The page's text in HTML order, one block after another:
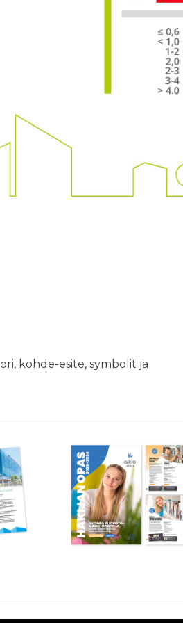
kohde-esite, symbolit ja